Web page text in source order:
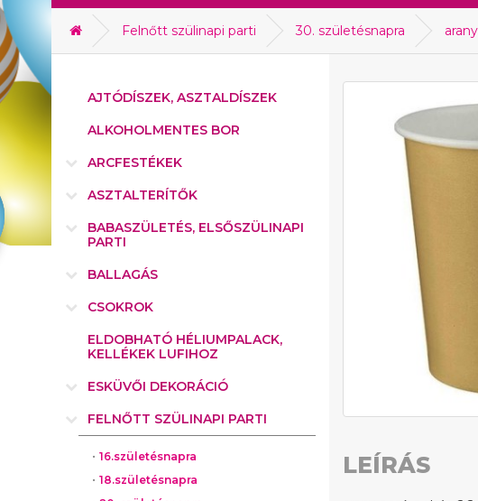
Felnőtt szülinapi parti 30. születésnapra
AJTÓDÍSZEK, ASZTALDÍSZEK
ALKOHOLMENTES BOR
ARCFESTÉKEK
ASZTALTERÍTŐK
BABASZÜLETÉS, ELSŐSZÜLINAPI
PARTI
BALLAGÁS
CSOKROK
ELDOBHATÓ HÉLIUMPALACK,
KELLÉKEK LUFIHOZ
ESKÜVŐI DEKORÁCIÓ
FELNŐTT SZÜLINAPI PARTI
16.születésnapra
18.születésnapra
LEÍRÁS